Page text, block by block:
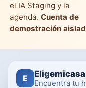
el IA Staging y la
agenda. Cuenta de
demostración
E Eligemicasa
Encuentra tu